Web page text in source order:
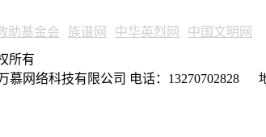
助基金会 族谱网 中华英烈网
中国文明网
所有
慕网络科技有限公司 电话：13270702828